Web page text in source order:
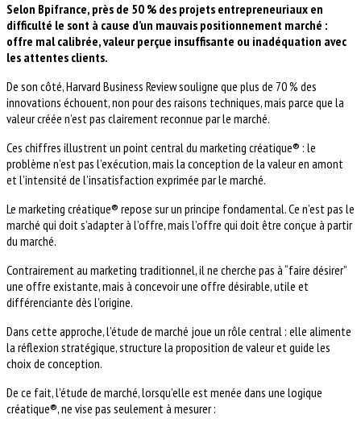
Selon Bpifrance, près de 50 % des projets entrepreneuriaux en
difficulté le sont à cause d’un mauvais positionnement marché :
offre mal calibrée, valeur perçue insuffisante ou inadéquation avec
les attentes clients.
De son côté, Harvard Business Review souligne que plus de 70 % des
innovations échouent, non pour des raisons techniques, mais parce que la
valeur créée n’est pas clairement reconnue par le marché.
Ces chiffres illustrent un point central du marketing créatique® : le
problème n’est pas l’exécution, mais la conception de la valeur en amont
et l’intensité de l’insatisfaction exprimée par le marché.
Le marketing créatique® repose sur un principe fondamental. Ce n’est pas le
marché qui doit s’adapter à l’offre, mais l’offre qui doit être conçue à partir
du marché.
Contrairement au marketing traditionnel, il ne cherche pas à “faire désirer”
une offre existante, mais à concevoir une offre désirable, utile et
différenciante dès l’origine.
Dans cette approche, l’étude de marché joue un rôle central : elle alimente
la réflexion stratégique, structure la proposition de valeur et guide les
choix de conception.
De ce fait, l’étude de marché, lorsqu’elle est menée dans une logique
créatique®, ne vise pas seulement à mesurer :